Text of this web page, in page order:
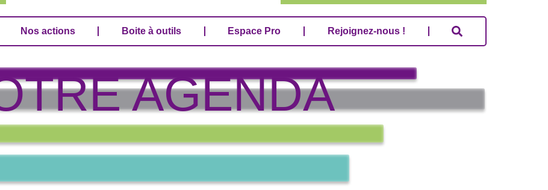
Nos actions Boite à outils Espace Pro Rejoignez-nous !
AGENDA